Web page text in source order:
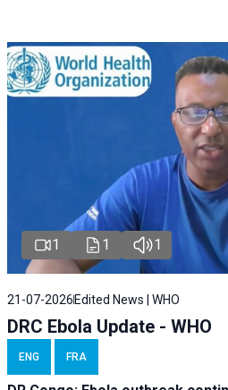
1 1 1
21-07-2026 Edited News | WHO
DRC Ebola Update - WHO
ENG FRA